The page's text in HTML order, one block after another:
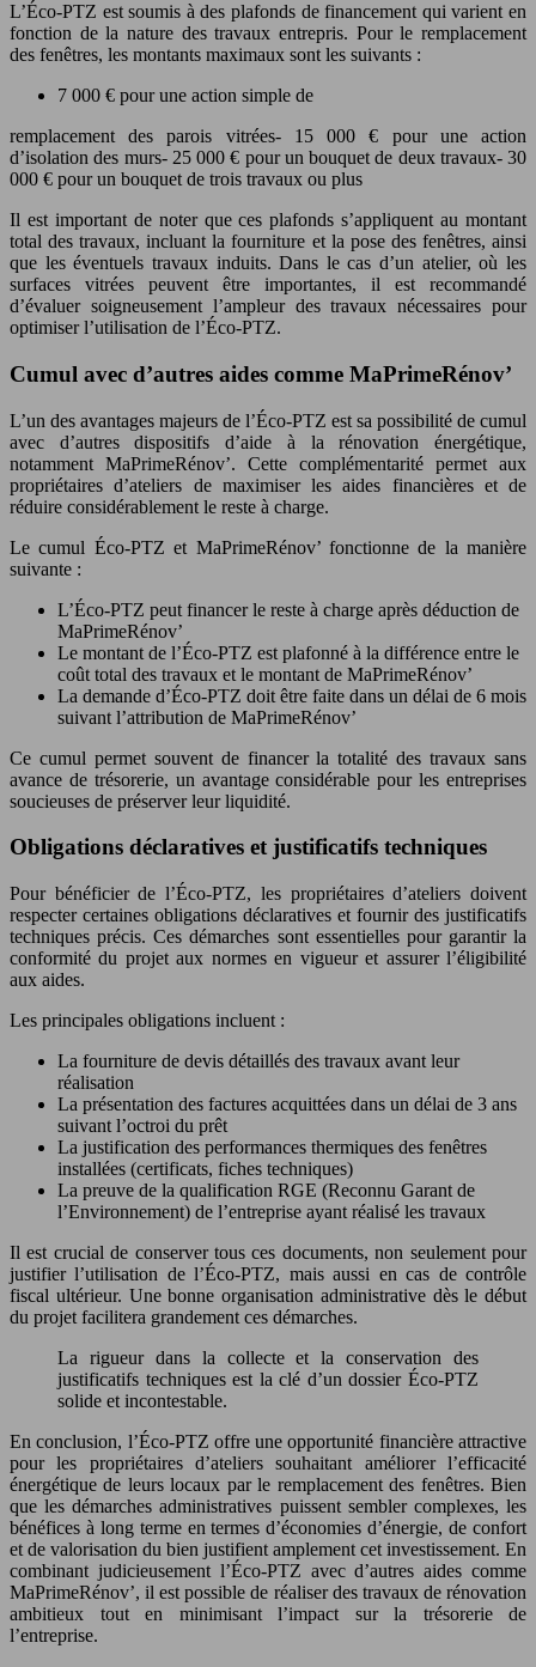
L’Éco-PTZ est soumis à des plafonds de financement qui varient en
fonction de la nature des travaux entrepris. Pour le remplacement
des fenêtres, les montants maximaux sont les suivants :
7 000 € pour une action simple de
remplacement des parois vitrées- 15 000 € pour une action
d’isolation des murs- 25 000 € pour un bouquet de deux travaux- 30
000 € pour un bouquet de trois travaux ou plus
Il est important de noter que ces plafonds s’appliquent au montant
total des travaux, incluant la fourniture et la pose des fenêtres, ainsi
que les éventuels travaux induits. Dans le cas d’un atelier, où les
surfaces vitrées peuvent être importantes, il est recommandé
d’évaluer soigneusement l’ampleur des travaux nécessaires pour
optimiser l’utilisation de l’Éco-PTZ.
Cumul avec d’autres aides comme MaPrimeRénov’
L’un des avantages majeurs de l’Éco-PTZ est sa possibilité de cumul
avec d’autres dispositifs d’aide à la rénovation énergétique,
notamment MaPrimeRénov’. Cette complémentarité permet aux
propriétaires d’ateliers de maximiser les aides financières et de
réduire considérablement le reste à charge.
Le cumul Éco-PTZ et MaPrimeRénov’ fonctionne de la manière
suivante :
L’Éco-PTZ peut financer le reste à charge après déduction de
MaPrimeRénov’
Le montant de l’Éco-PTZ est plafonné à la différence entre le
coût total des travaux et le montant de MaPrimeRénov’
La demande d’Éco-PTZ doit être faite dans un délai de 6 mois
suivant l’attribution de MaPrimeRénov’
Ce cumul permet souvent de financer la totalité des travaux sans
avance de trésorerie, un avantage considérable pour les entreprises
soucieuses de préserver leur liquidité.
Obligations déclaratives et justificatifs techniques
Pour bénéficier de l’Éco-PTZ, les propriétaires d’ateliers doivent
respecter certaines obligations déclaratives et fournir des justificatifs
techniques précis. Ces démarches sont essentielles pour garantir la
conformité du projet aux normes en vigueur et assurer l’éligibilité
aux aides.
Les principales obligations incluent :
La fourniture de devis détaillés des travaux avant leur
réalisation
La présentation des factures acquittées dans un délai de 3 ans
suivant l’octroi du prêt
La justification des performances thermiques des fenêtres
installées (certificats, fiches techniques)
La preuve de la qualification RGE (Reconnu Garant de
l’Environnement) de l’entreprise ayant réalisé les travaux
Il est crucial de conserver tous ces documents, non seulement pour
justifier l’utilisation de l’Éco-PTZ, mais aussi en cas de contrôle
fiscal ultérieur. Une bonne organisation administrative dès le début
du projet facilitera grandement ces démarches.
La rigueur dans la collecte et la conservation des
justificatifs techniques est la clé d’un dossier Éco-PTZ
solide et incontestable.
En conclusion, l’Éco-PTZ offre une opportunité financière attractive
pour les propriétaires d’ateliers souhaitant améliorer l’efficacité
énergétique de leurs locaux par le remplacement des fenêtres. Bien
que les démarches administratives puissent sembler complexes, les
bénéfices à long terme en termes d’économies d’énergie, de confort
et de valorisation du bien justifient amplement cet investissement. En
combinant judicieusement l’Éco-PTZ avec d’autres aides comme
MaPrimeRénov’, il est possible de réaliser des travaux de rénovation
ambitieux tout en minimisant l’impact sur la trésorerie de
l’entreprise.